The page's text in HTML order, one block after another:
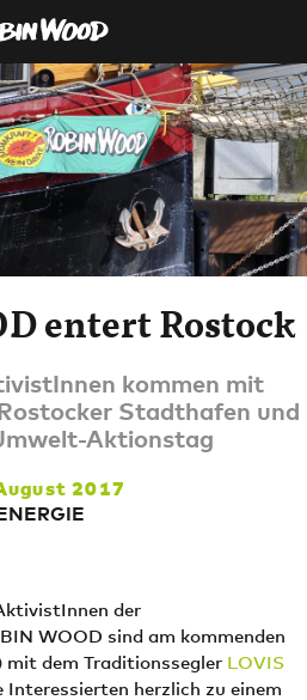
entert Rostock
kommen mit
Stadthafen und
Aktionstag
2017
der
WOOD sind am kommenden
mit dem Traditionssegler LOVIS
Interessierten herzlich zu einem